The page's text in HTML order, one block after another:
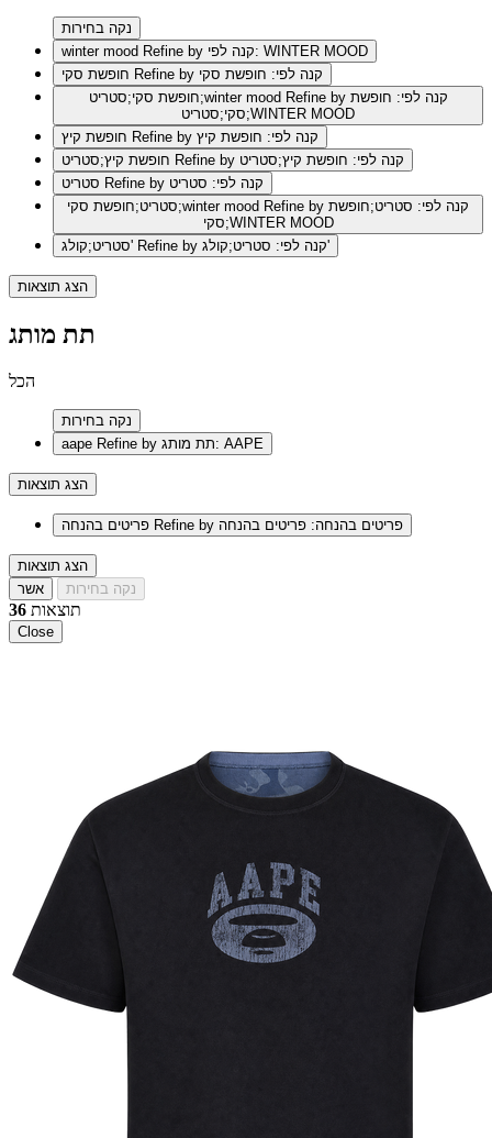
נקה בחירות
winter mood
Refine by קנה לפי: WINTER MOOD
Refine by קנה לפי: חופשת סקי
חופשת סקי;סטריט;winter mood Refine by קנה לפי: חופשת
סקי;סטריט;WINTER MOOD
Refine by קנה לפי: חופשת קיץ
Refine by קנה לפי: חופשת קיץ;סטריט
Refine by קנה לפי: סטריט
סטריט;חופשת סקי;winter mood Refine by קנה לפי: סטריט;חופשת
סקי;WINTER MOOD
סטריט;קולג'
Refine by קנה לפי: סטריט;קולג'
הצג תוצאות
תת מותג
הכל
נקה בחירות
aape
Refine by תת מותג: AAPE
הצג תוצאות
Refine by פריטים בהנחה: פריטים בהנחה
הצג תוצאות
אשר
נקה בחירות
36 תוצאות
Close